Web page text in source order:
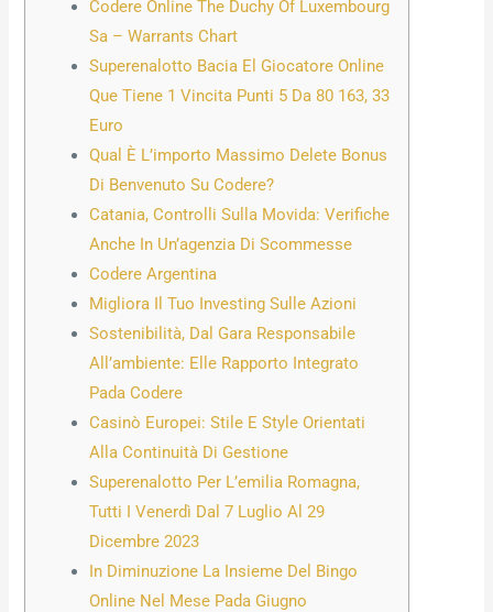
Codere Online The Duchy Of Luxembourg
Sa – Warrants Chart
Superenalotto Bacia El Giocatore Online
Que Tiene 1 Vincita Punti 5 Da 80 163, 33
Euro
Qual È L’importo Massimo Delete Bonus
Di Benvenuto Su Codere?
Catania, Controlli Sulla Movida: Verifiche
Anche In Un’agenzia Di Scommesse
Codere Argentina
Migliora Il Tuo Investing Sulle Azioni
Sostenibilità, Dal Gara Responsabile
All’ambiente: Elle Rapporto Integrato
Pada Codere
Casinò Europei: Stile E Style Orientati
Alla Continuità Di Gestione
Superenalotto Per L’emilia Romagna,
Tutti I Venerdì Dal 7 Luglio Al 29
Dicembre 2023
In Diminuzione La Insieme Del Bingo
Online Nel Mese Pada Giugno